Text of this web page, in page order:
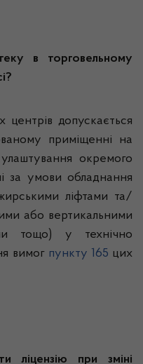
в торговельному
центрів допускається
приміщенні на
окремого
за умови обладнання
ліфтами та/
або вертикальними
тощо) у технічно
вимог пункту 165 цих
ліцензію при зміні